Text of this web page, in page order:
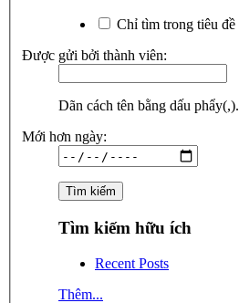
Chỉ tìm trong tiêu đề
Được gửi bởi thành viên:
Dãn cách tên bằng dấu phẩy(,).
Mới hơn ngày:
Tìm kiếm hữu ích
Recent Posts
Thêm...